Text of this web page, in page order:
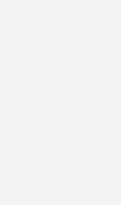
[Mo5] Deux inédits du
[GK] Le beat'em up The
[GK] Endless Legend 2 :
[LS] [PS5] Le WebKit
[GK] Oubliez Crazy Taxi,
[LS] [Switch] NSZ 5.0.0
[GK] No More Room in